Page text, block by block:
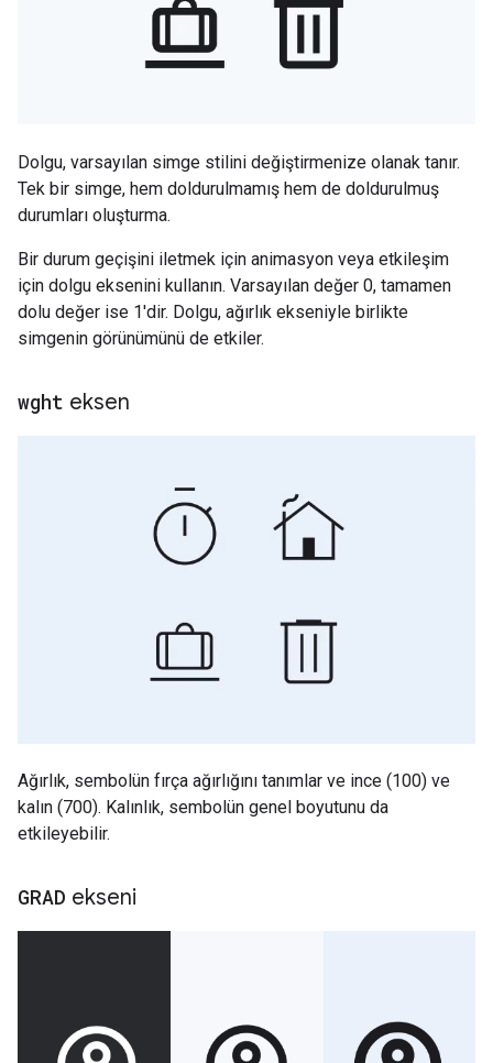
Dolgu, varsayılan simge stilini değiştirmenize olanak tanır.
Tek bir simge, hem doldurulmamış hem de doldurulmuş
durumları oluşturma.
Bir durum geçişini iletmek için animasyon veya etkileşim
için dolgu eksenini kullanın. Varsayılan değer 0, tamamen
dolu değer ise 1'dir. Dolgu, ağırlık ekseniyle birlikte
simgenin görünümünü de etkiler.
wght eksen
Ağırlık, sembolün fırça ağırlığını tanımlar ve ince (100) ve
kalın (700). Kalınlık, sembolün genel boyutunu da
etkileyebilir.
GRAD ekseni